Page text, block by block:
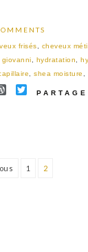
frisés cheveux
giovanni hydratation ,
shea moisture
WORDPRESS
TWITTER
1 2